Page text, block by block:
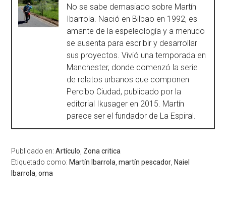
No se sabe demasiado sobre Martín
Ibarrola. Nació en Bilbao en 1992, es
amante de la espeleología y a menudo
se ausenta para escribir y desarrollar
sus proyectos. Vivió una temporada en
Manchester, donde comenzó la serie
de relatos urbanos que componen
Percibo Ciudad, publicado por la
editorial Ikusager en 2015. Martín
parece ser el fundador de La Espiral.
Publicado en:Artículo Zona critica
Etiquetado como:Martín Ibarrola ,martín pescador ,Naiel
Ibarrola ,oma